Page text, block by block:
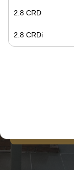
2.8 CRD
2.8 CRDi